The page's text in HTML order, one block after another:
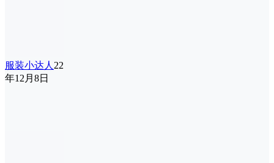
服装小达人 22
年12月8日